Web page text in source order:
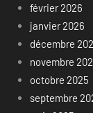
février 2026
janvier 2026
décembre
novembre
octobre 2025
septembre